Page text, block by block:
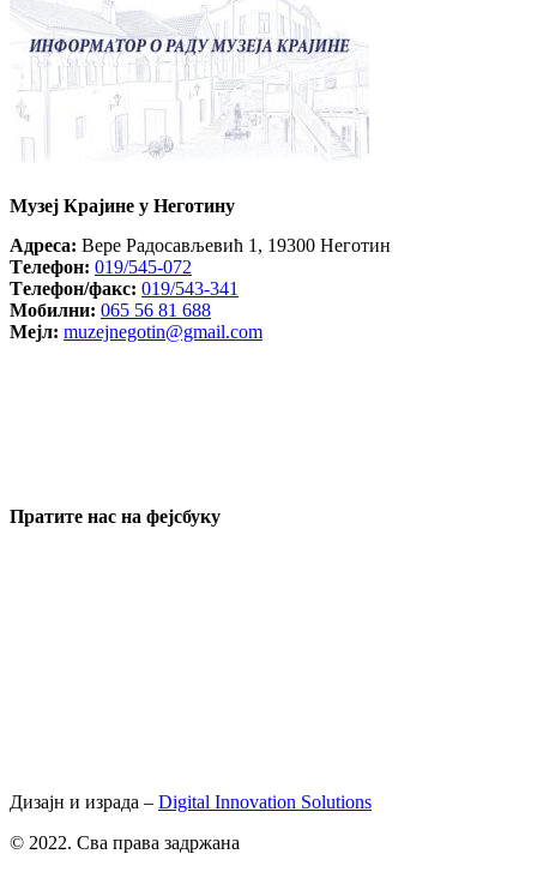
Музеј Крајине у Неготину
Aдреса: Вере Радосављевић 1, 19300 Неготин
Tелефон: 019/545-072
Tелефон/факс: 019/543-341
Mобилни: 065 56 81 688
Mејл: muzejnegotin@gmail.com
Пратите нас на фејсбуку
Дизајн и израда – Digital Innovation Solutions
© 2022. Сва права задржана